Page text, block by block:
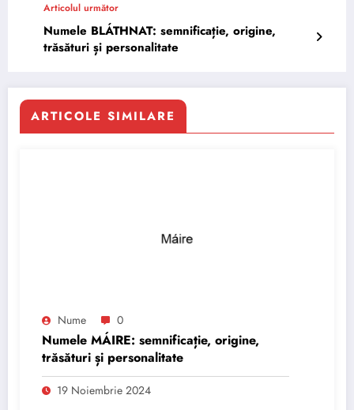
Articolul următor
Numele BLÁTHNAT: semnificație, origine,
trăsături și personalitate
ARTICOLE SIMILARE
Nume 0
Numele MÁIRE: semnificație, origine,
trăsături și personalitate
19 Noiembrie 2024